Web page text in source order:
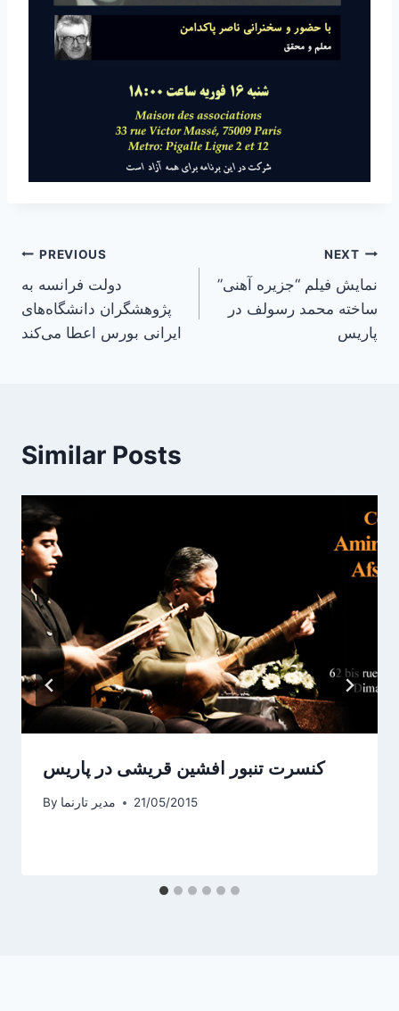
Post
navigation
PREVIOUS
دولت فرانسه به
پژوهشگران دانشگاه‌های
ایرانی بورس اعطا می‌کند
NEXT
نمایش فیلم “جزیره آهنی”
ساخته محمد رسولف در
پاریس
Similar Posts
کنسرت تنبور افشین قریشی در پاریس
By مدیر تارنما 21/05/2015